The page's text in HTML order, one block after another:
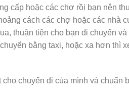
cấp hoặc các chợ rồi bạn nên
cách các chợ hoặc các nhà
thuận tiện cho bạn di chuyển
bằng taxi, hoặc xa hơn thì
cho chuyến đi của mình và chuẩn